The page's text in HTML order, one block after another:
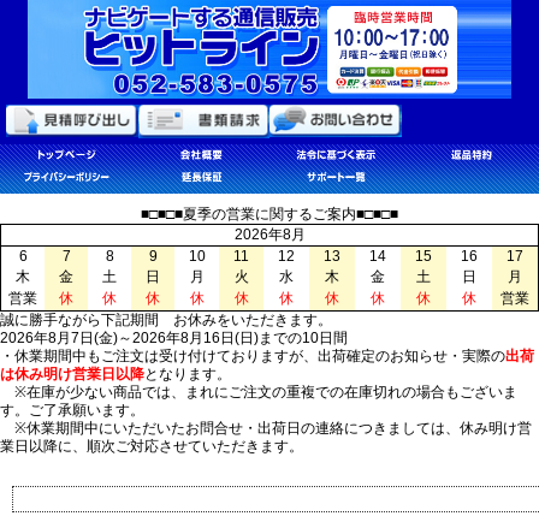
■□■□■夏季の営業に関するご案内■□■□■
2026年8月
6
7 8 9 10 11 12 13 14 15 16
17
木
金 土 日 月 火 水 木 金 土 日
月
営業
休 休 休 休 休 休 休 休 休 休
営業
誠に勝手ながら下記期間 お休みをいただきます。
2026年8月7日(金)～2026年8月16日(日)までの10日間
・休業期間中もご注文は受け付けておりますが、出荷確定のお知らせ・実際の出荷
は休み明け営業日以降となります。
※在庫が少ない商品では、まれにご注文の重複での在庫切れの場合もございま
す。ご了承願います。
※休業期間中にいただいたお問合せ・出荷日の連絡につきましては、休み明け営
業日以降に、順次ご対応させていただきます。